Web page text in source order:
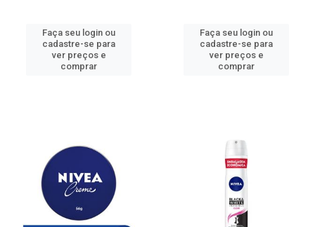
Faça seu login ou
cadastre-se para
ver preços e
comprar
Faça seu login ou
cadastre-se para
ver preços e
comprar